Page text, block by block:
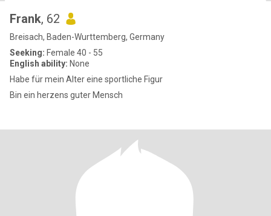
Frank, 62
Breisach, Baden-Wurttemberg, Germany
Seeking: Female 40 - 55
English ability: None
Habe für mein Alter eine sportliche Figur
Bin ein herzens guter Mensch